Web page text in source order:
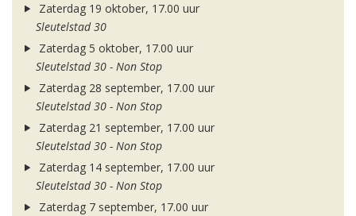
Zaterdag 19 oktober, 17.00 uur
Sleutelstad 30
Zaterdag 5 oktober, 17.00 uur
Sleutelstad 30 - Non Stop
Zaterdag 28 september, 17.00 uur
Sleutelstad 30 - Non Stop
Zaterdag 21 september, 17.00 uur
Sleutelstad 30 - Non Stop
Zaterdag 14 september, 17.00 uur
Sleutelstad 30 - Non Stop
Zaterdag 7 september, 17.00 uur